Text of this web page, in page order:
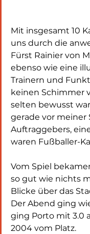
Mit insgesamt 10
uns durch die
Fürst Rainier von
ebenso wie eine
Trainern und
keinen Schimmer
selten bewusst
gerade vor meiner
Auftraggebers,
waren Fußballer-
Vom Spiel
so gut wie nichts
Blicke über das
Der Abend ging
ging Porto mit 3.0
2004 vom Platz.